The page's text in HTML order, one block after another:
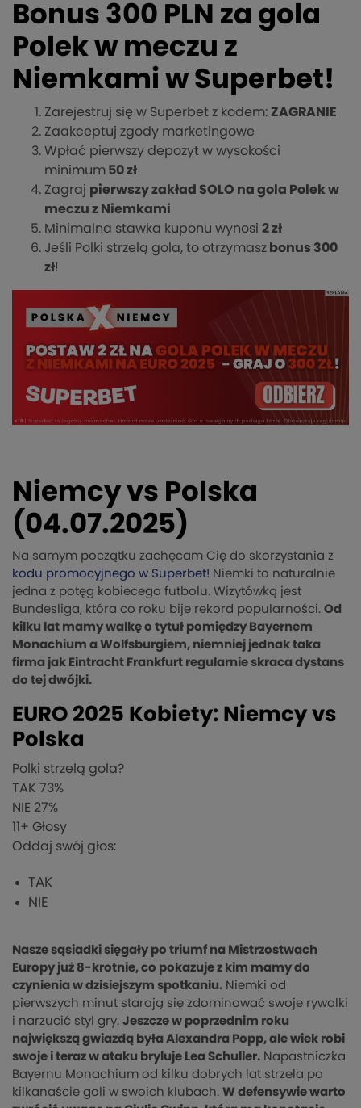
Bonus 300 PLN za gola
Polek w meczu z
Niemkami w Superbet!
Zarejestruj się w Superbet z kodem: ZAGRANIE
Zaakceptuj zgody marketingowe
Wpłać pierwszy depozyt w wysokości
minimum 50 zł
Zagraj pierwszy zakład SOLO na gola Polek w
meczu z Niemkami
Minimalna stawka kuponu wynosi 2 zł
Jeśli Polki strzelą gola, to otrzymasz bonus 300
zł!
Niemcy vs Polska
(04.07.2025)
Na samym początku zachęcam Cię do skorzystania z
kodu promocyjnego w Superbet! Niemki to naturalnie
jedna z potęg kobiecego futbolu. Wizytówką jest
Bundesliga, która co roku bije rekord popularności. Od
kilku lat mamy walkę o tytuł pomiędzy Bayernem
Monachium a Wolfsburgiem, niemniej jednak taka
firma jak Eintracht Frankfurt regularnie skraca dystans
do tej dwójki.
EURO 2025 Kobiety: Niemcy vs
Polska
Polki strzelą gola?
TAK 73%
NIE 27%
11 + Głosy
Oddaj swój głos:
TAK
NIE
Nasze sąsiadki sięgały po triumf na Mistrzostwach
Europy już 8-krotnie, co pokazuje z kim mamy do
czynienia w dzisiejszym spotkaniu. Niemki od
pierwszych minut starają się zdominować swoje rywalki
i narzucić styl gry. Jeszcze w poprzednim roku
największą gwiazdą była Alexandra Popp, ale wiek robi
swoje i teraz w ataku bryluje Lea Schuller. Napastniczka
Bayernu Monachium od kilku dobrych lat strzela po
kilkanaście goli w swoich klubach. W defensywie warto